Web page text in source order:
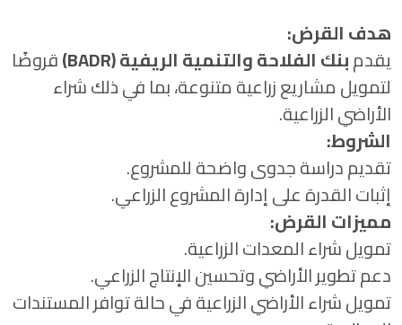
هدف القرض:
يقدمبنك الفلاحة والتنمية الريفية (BADR)
قروضًا
لتمويل مشاريع زراعية متنوعة، بما في ذلك شراء
الأراضي الزراعية.
الشروط:
تقديم دراسة جدوى واضحة للمشروع.
إثبات القدرة على إدارة المشروع الزراعي.
مميزات القرض:
تمويل شراء المعدات الزراعية.
دعم تطوير الأراضي وتحسين الإنتاج الزراعي.
تمويل شراء الأراضي الزراعية في حالة توافر المستندات